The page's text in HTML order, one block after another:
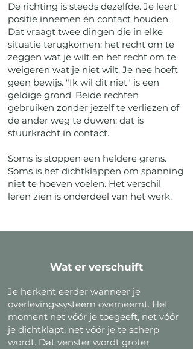
De richting is steeds dezelfde. Je leert
positie innemen én contact houden.
Dat vraagt twee dingen die in elke
situatie terugkomen: het recht om te
zeggen wat je wilt en het recht om te
weigeren wat je niet wilt. Je nee hoeft
geen bewijs. "Ik wil dit niet" is een
geldige grond. Beide rechten
gebruiken zonder jezelf te verliezen of
de ander weg te duwen: dat is
stuurkracht in contact.
Soms is stoppen een heldere grens.
Soms is het dichtklappen om spanning
niet te hoeven voelen. Het verschil
leren zien is onderdeel van het werk.
Wat er verschuift
Je herkent eerder wanneer je
overlevingssysteem overneemt. Het
moment net vóór je toegeeft, net vóór
je dichtklapt, net vóór je te scherp
wordt. Dat venster wordt groter